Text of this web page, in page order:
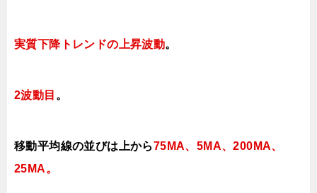
実質下降トレンドの上昇波動。
2波動目 。
移動平均線の並びは上から75MA、5MA、200MA、
25MA。